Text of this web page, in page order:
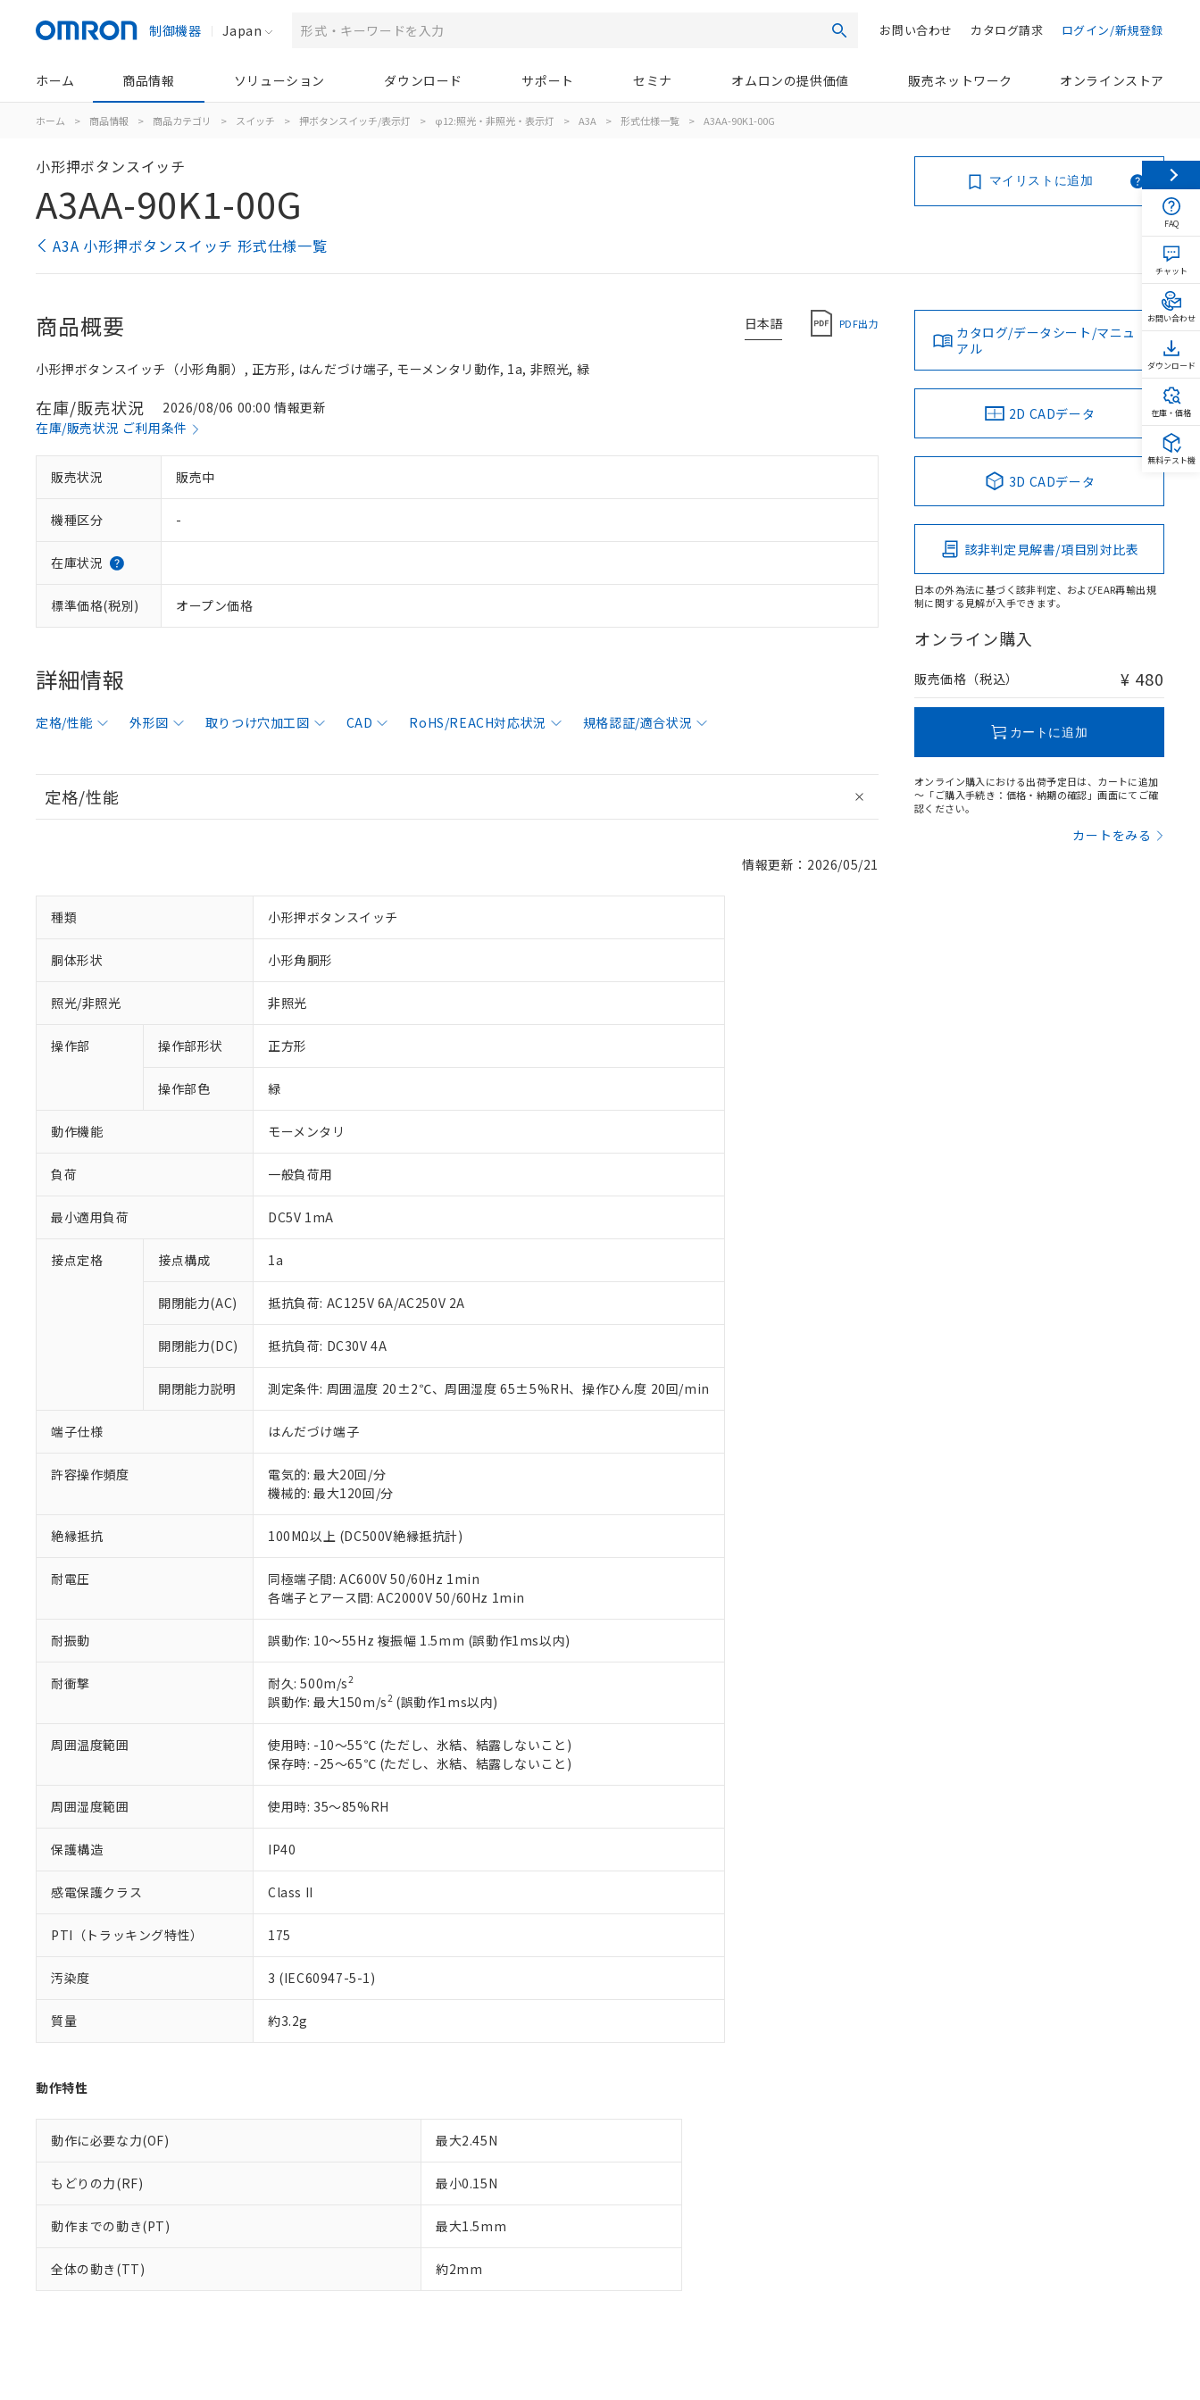
制御機器 Japan 検索 ログイン/新規登録
カタログ請求
お問い合わせ
ホーム 商品情報 ソリューション ダウンロード サポート セミナ オムロンの提供価値 販売ネットワーク オンラインストア
ホーム > 商品情報 > 商品カテゴリ > スイッチ > 押ボタンスイッチ/表示灯 > φ12:照光・非照光・表示灯 > A3A > 形式仕様一覧 > A3AA-90K1-00G
小形押ボタンスイッチ
A3AA-90K1-00G
A3A 小形押ボタンスイッチ 形式仕様一覧
マイリストに追加
日本語 PDF出力
商品概要
小形押ボタンスイッチ（小形角胴）, 正方形, はんだづけ端子, モーメンタリ動作, 1a, 非照光, 緑
在庫/販売状況
2026/08/06 00:00 情報更新
在庫/販売状況 ご利用条件
販売状況 販売中
機種区分 -
在庫状況
標準価格(税別) オープン価格
詳細情報
定格/性能 外形図 取りつけ穴加工図 CAD RoHS/REACH対応状況 規格認証/適合状況
定格/性能
情報更新：2026/05/21
種類 小形押ボタンスイッチ
胴体形状 小形角胴形
照光/非照光 非照光
操作部 操作部形状 正方形
操作部色 緑
動作機能 モーメンタリ
負荷 一般負荷用
最小適用負荷 DC5V 1mA
接点定格 接点構成 1a
開閉能力(AC) 抵抗負荷: AC125V 6A/AC250V 2A
開閉能力(DC) 抵抗負荷: DC30V 4A
開閉能力説明 測定条件: 周囲温度 20±2℃、周囲湿度 65±5%RH、操作ひん度 20回/min
端子仕様 はんだづけ端子
許容操作頻度
電気的: 最大20回/分
機械的: 最大120回/分
絶縁抵抗 100MΩ以上 (DC500V絶縁抵抗計)
耐電圧
同極端子間: AC600V 50/60Hz 1min
各端子とアース間: AC2000V 50/60Hz 1min
耐振動 誤動作: 10～55Hz 複振幅 1.5mm (誤動作1ms以内)
耐衝撃 耐久: 500m/s2
誤動作: 最大150m/s2(誤動作1ms以内)
周囲温度範囲
使用時: -10～55℃ (ただし、氷結、結露しないこと)
保存時: -25～65℃ (ただし、氷結、結露しないこと)
周囲湿度範囲 使用時: 35～85%RH
保護構造 IP40
感電保護クラス Class II
PTI（トラッキング特性） 175
汚染度 3 (IEC60947-5-1)
質量 約3.2g
動作特性
動作に必要な力(OF) 最大2.45N
もどりの力(RF) 最小0.15N
動作までの動き(PT) 最大1.5mm
全体の動き(TT) 約2mm
カタログ/データシート/マニュ
アル
2D CADデータ
3D CADデータ
該非判定見解書/項目別対比表
日本の外為法に基づく該非判定、およびEAR再輸出規
制に関する見解が入手できます。
オンライン購入
販売価格（税込） ¥ 480
カートに追加
オンライン購入における出荷予定日は、カートに追加
～「ご購入手続き：価格・納期の確認」画面にてご確
認ください。
カートをみる
ご利用条件
以下の条件をお読みいただき、同意のうえご利用ください。
本サービスは、当社制御機器事業取扱商品の当社在庫状況および標準価格(税抜)を提供させていただ
くものです。
当社制御機器事業取扱商品の中には、本サービスの対象外となる商品もあることをご了承ください。
在庫状況および標準価格照会結果は、記載している更新日時点での社内データに基づき作成されるも
い。
正式な納期状況および標準価格はお客様のお取引先、またはお客様担当のオムロン制御機器販売店・
オムロン制御機器販売店や当社販売拠点は「
在庫状況および標準価格結果を当社の事前の承諾なく第三者に漏洩または開示しないようお願いしま
す。
マイパーツ機能（部品リスト作成サービス）をご利用いただくには、I-Webメンバーズにご登録され
ている必要があります。
お客様が当ウェブサイト上で当社にご登録された部品リストについて、当社および当社の共同利用者
が、当社の製品・サービスに関するお客様との取引・商談に必要な範囲で利用することをご了承くだ
※1 対応状況
対応済み：EU RoHS指令（10物質）の非含有に対応した製品が提供可能な商品です。
対応予定：EU RoHS指令（10物質）の非含有に対応した製品に切り替える予定のある商品です。
対応予定なし：EU RoHS指令（10物質）の非含有に非対応の商品で、対応品を出す予定はありません。
仕入先様の事情により、非含有部品としていたものが、含有品と判明した場合などやむを得ず変更すること
があります。
*EU RoHS指令（10物質）：
フタル酸ビス(2-エチルヘキシル) (DEHP)(別名：DOP) 1000ppm以下、フタル酸ブチルベンジル（BBP） 1000ppm以下、フタル酸ジブチ
ル（DBP） 1000ppm以下、フタル酸ジイソブチル (DIBP) 1000ppm以下
但し、RoHS指令で産業用監視および制御機器に対する適用除外項目は除く。
フタル酸エステル類の４物質については閾値を超える意図的な使用がないことを確認しています。
※2 対応予定月
部品在庫の切り替え状況などにより、予定月が前後することがあります。
※3 非含有証明書ダウンロード
EU RoHS指令（10物質）の非含有証明書
※本証明書は発行日時点で非含有を証明するもので、過去に遡って非含有を証明するものではありません。
また、RoHS指令のフタル酸エステル類４物質の対応では、対応完了までの期間は出荷製品に未対応品が
混在することから備考欄に対応日を記載しておりました。
既に当社にて対応品への在庫切替を完了していることから、特段のことがない限り、2022年1月12日よ
り割愛しております。
※1 中国RoHS○×表
「○」：最大均質材料含有率が中国RoHSの基準値以下であることを示します。
「×」：最大均質材料含有率が中国RoHSの基準値を超えていることを示します。
*中国RoHS10物質の基準値 (GB/T26572)：
Pb(鉛) :1000ppm、 Hg(水銀) : 1000ppm、 Cd(カドミウム) : 100ppm、
DEHP(フタル酸ビス(2-エチルヘキシル)) : 1000ppm
※2 環境保護使用期限
「10」：通常の使用状況下において有害物質が外部に漏えいし、環境に深刻な影響を及ぼさない年数を意
味します。
「－」：未確認です。当社販売部門へお問い合わせください。
当社は、これら貴社製品のうち、外国為替および外国貿易法に定める商品（以下｢規制貨物等」とい
う）を輸出または国外への提供する場合は、日本国政府の輸出許可(または役務取引許可)を取得する
などの必要な手続きをとります。
当社は規制貨物を破棄する場合は、完全に破砕するなど、違法に輸出されないよう必要な手段を講じ
ます。
当社は貴社製品を、核兵器、ミサイル、化学兵器、生物兵器またはその他武器並びにこれらの製造装
置等に一切使用いたしません。
当社は、貴社製品を第三者に販売する場合は、上記1、2および3の内容を当該第三者に通知します。
また当社は、販売先および販売に係わる関係者が違法に輸出するおそれがある場合は、取り引きをい
たしません。
号
－
在庫なし(最新の在庫状況については、お客様のお取引先、またはお客様担当のオムロン制御
空
受注生産機種、また在庫状況の情報を公開していない機種
FAQ
チャット
お問い合わせ
ダウンロード
在庫・価格
無料テスト機